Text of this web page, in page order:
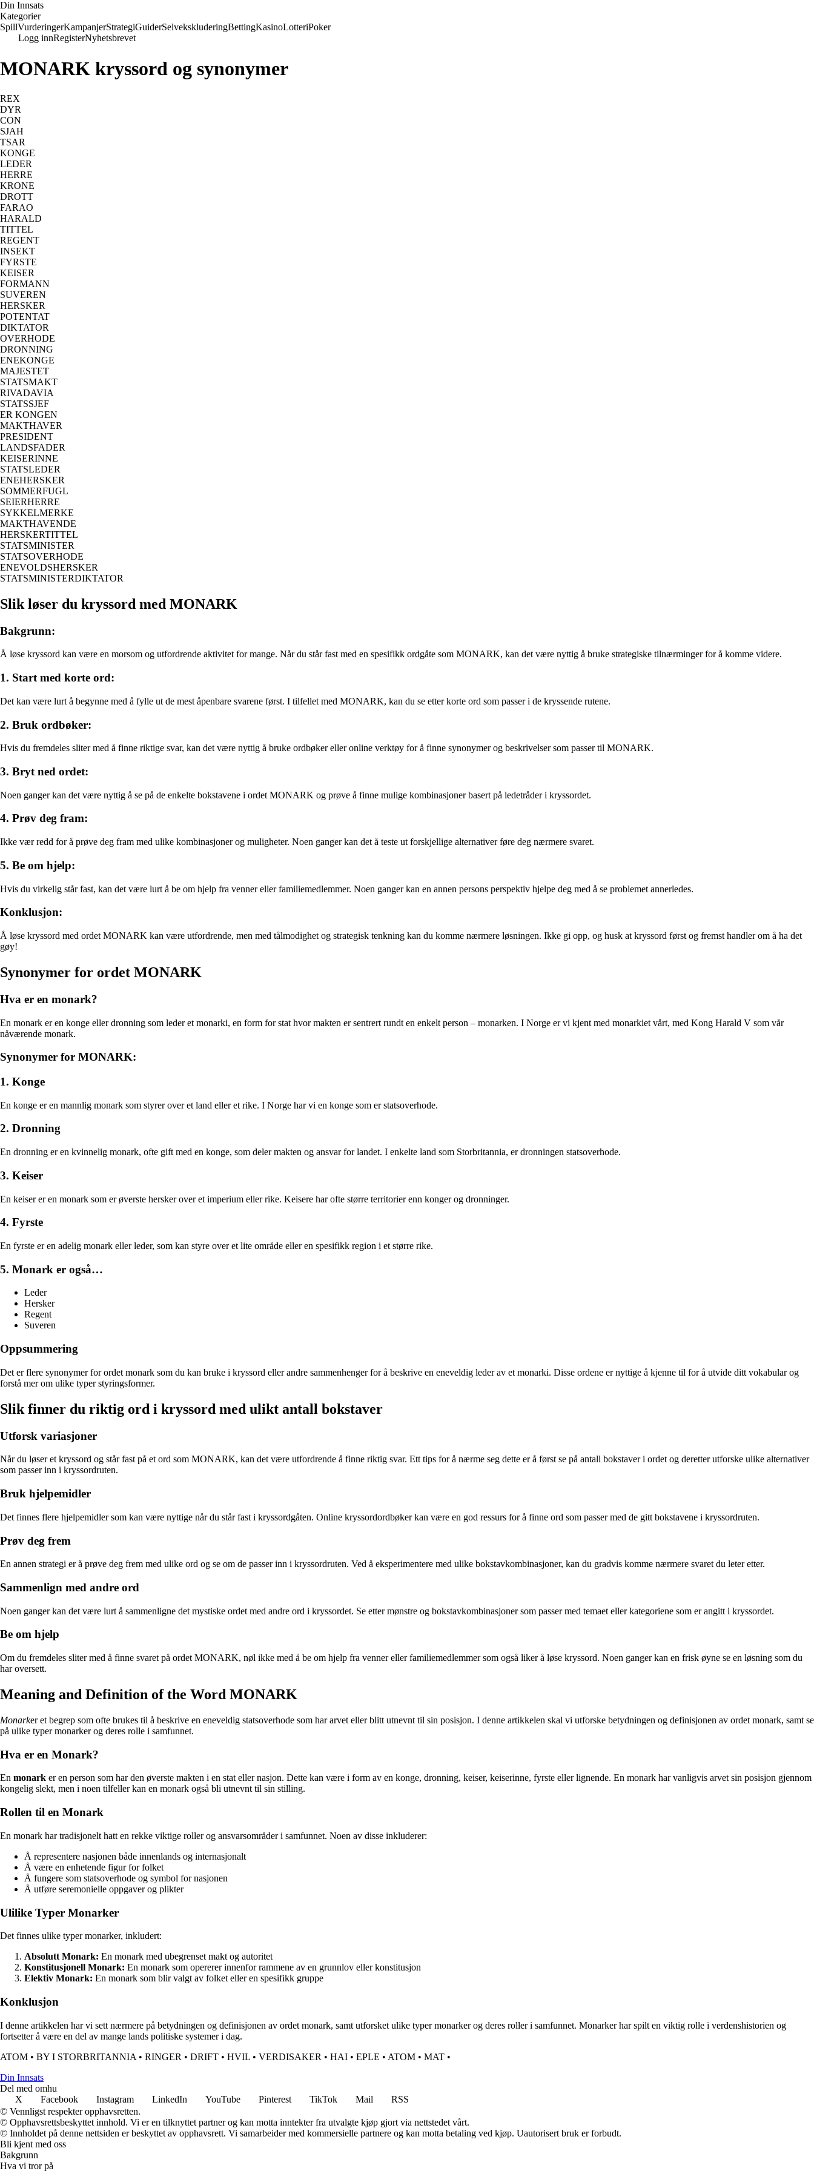
Din Innsats
Kategorier
SpillVurderingerKampanjerStrategiGuiderSelvekskluderingBettingKasinoLotteriPoker
Logg innRegisterNyhetsbrevet
MONARK kryssord og synonymer
REX
DYR
CON
SJAH
TSAR
KONGE
LEDER
HERRE
KRONE
DROTT
FARAO
HARALD
TITTEL
REGENT
INSEKT
FYRSTE
KEISER
FORMANN
SUVEREN
HERSKER
POTENTAT
DIKTATOR
OVERHODE
DRONNING
ENEKONGE
MAJESTET
STATSMAKT
RIVADAVIA
STATSSJEF
ER KONGEN
MAKTHAVER
PRESIDENT
LANDSFADER
KEISERINNE
STATSLEDER
ENEHERSKER
SOMMERFUGL
SEIERHERRE
SYKKELMERKE
MAKTHAVENDE
HERSKERTITTEL
STATSMINISTER
STATSOVERHODE
ENEVOLDSHERSKER
STATSMINISTERDIKTATOR
Slik løser du kryssord med MONARK
Bakgrunn:
Å løse kryssord kan være en morsom og utfordrende aktivitet for mange. Når du står fast med en spesifikk ordgåte som MONARK, kan det være nyttig å bruke strategiske tilnærminger for å komme videre.
1. Start med korte ord:
Det kan være lurt å begynne med å fylle ut de mest åpenbare svarene først. I tilfellet med MONARK, kan du se etter korte ord som passer i de kryssende rutene.
2. Bruk ordbøker:
Hvis du fremdeles sliter med å finne riktige svar, kan det være nyttig å bruke ordbøker eller online verktøy for å finne synonymer og beskrivelser som passer til MONARK.
3. Bryt ned ordet:
Noen ganger kan det være nyttig å se på de enkelte bokstavene i ordet MONARK og prøve å finne mulige kombinasjoner basert på ledetråder i kryssordet.
4. Prøv deg fram:
Ikke vær redd for å prøve deg fram med ulike kombinasjoner og muligheter. Noen ganger kan det å teste ut forskjellige alternativer føre deg nærmere svaret.
5. Be om hjelp:
Hvis du virkelig står fast, kan det være lurt å be om hjelp fra venner eller familiemedlemmer. Noen ganger kan en annen persons perspektiv hjelpe deg med å se problemet annerledes.
Konklusjon:
Å løse kryssord med ordet MONARK kan være utfordrende, men med tålmodighet og strategisk tenkning kan du komme nærmere løsningen. Ikke gi opp, og husk at kryssord først og fremst handler om å ha det
gøy!
Synonymer for ordet MONARK
Hva er en monark?
En monark er en konge eller dronning som leder et monarki, en form for stat hvor makten er sentrert rundt en enkelt person – monarken. I Norge er vi kjent med monarkiet vårt, med Kong Harald V som vår
nåværende monark.
Synonymer for MONARK:
1. Konge
En konge er en mannlig monark som styrer over et land eller et rike. I Norge har vi en konge som er statsoverhode.
2. Dronning
En dronning er en kvinnelig monark, ofte gift med en konge, som deler makten og ansvar for landet. I enkelte land som Storbritannia, er dronningen statsoverhode.
3. Keiser
En keiser er en monark som er øverste hersker over et imperium eller rike. Keisere har ofte større territorier enn konger og dronninger.
4. Fyrste
En fyrste er en adelig monark eller leder, som kan styre over et lite område eller en spesifikk region i et større rike.
5. Monark er også…
Leder
Hersker
Regent
Suveren
Oppsummering
Det er flere synonymer for ordet monark som du kan bruke i kryssord eller andre sammenhenger for å beskrive en eneveldig leder av et monarki. Disse ordene er nyttige å kjenne til for å utvide ditt vokabular og
forstå mer om ulike typer styringsformer.
Slik finner du riktig ord i kryssord med ulikt antall bokstaver
Utforsk variasjoner
Når du løser et kryssord og står fast på et ord som MONARK, kan det være utfordrende å finne riktig svar. Ett tips for å nærme seg dette er å først se på antall bokstaver i ordet og deretter utforske ulike alternativer
som passer inn i kryssordruten.
Bruk hjelpemidler
Det finnes flere hjelpemidler som kan være nyttige når du står fast i kryssordgåten. Online kryssordordbøker kan være en god ressurs for å finne ord som passer med de gitt bokstavene i kryssordruten.
Prøv deg frem
En annen strategi er å prøve deg frem med ulike ord og se om de passer inn i kryssordruten. Ved å eksperimentere med ulike bokstavkombinasjoner, kan du gradvis komme nærmere svaret du leter etter.
Sammenlign med andre ord
Noen ganger kan det være lurt å sammenligne det mystiske ordet med andre ord i kryssordet. Se etter mønstre og bokstavkombinasjoner som passer med temaet eller kategoriene som er angitt i kryssordet.
Be om hjelp
Om du fremdeles sliter med å finne svaret på ordet MONARK, nøl ikke med å be om hjelp fra venner eller familiemedlemmer som også liker å løse kryssord. Noen ganger kan en frisk øyne se en løsning som du
har oversett.
Meaning and Definition of the Word MONARK
Monarker et begrep som ofte brukes til å beskrive en eneveldig statsoverhode som har arvet eller blitt utnevnt til sin posisjon. I denne artikkelen skal vi utforske betydningen og definisjonen av ordet monark, samt se
på ulike typer monarker og deres rolle i samfunnet.
Hva er en Monark?
En monark er en person som har den øverste makten i en stat eller nasjon. Dette kan være i form av en konge, dronning, keiser, keiserinne, fyrste eller lignende. En monark har vanligvis arvet sin posisjon gjennom
kongelig slekt, men i noen tilfeller kan en monark også bli utnevnt til sin stilling.
Rollen til en Monark
En monark har tradisjonelt hatt en rekke viktige roller og ansvarsområder i samfunnet. Noen av disse inkluderer:
Å representere nasjonen både innenlands og internasjonalt
Å være en enhetende figur for folket
Å fungere som statsoverhode og symbol for nasjonen
Å utføre seremonielle oppgaver og plikter
Ulilike Typer Monarker
Det finnes ulike typer monarker, inkludert:
Absolutt Monark: En monark med ubegrenset makt og autoritet
Konstitusjonell Monark: En monark som opererer innenfor rammene av en grunnlov eller konstitusjon
Elektiv Monark: En monark som blir valgt av folket eller en spesifikk gruppe
Konklusjon
I denne artikkelen har vi sett nærmere på betydningen og definisjonen av ordet monark, samt utforsket ulike typer monarker og deres roller i samfunnet. Monarker har spilt en viktig rolle i verdenshistorien og
fortsetter å være en del av mange lands politiske systemer i dag.
ATOM • BY I STORBRITANNIA • RINGER • DRIFT • HVIL • VERDISAKER • HAI • EPLE • ATOM • MAT •
Din Innsats
Del med omhu
X
Facebook Instagram LinkedIn YouTube Pinterest TikTok Mail
RSS
© Vennligst respekter opphavsretten.
© Opphavsrettsbeskyttet innhold. Vi er en tilknyttet partner og kan motta inntekter fra utvalgte kjøp gjort via nettstedet vårt.
© Innholdet på denne nettsiden er beskyttet av opphavsrett. Vi samarbeider med kommersielle partnere og kan motta betaling ved kjøp. Uautorisert bruk er forbudt.
Bli kjent med oss
Bakgrunn
Hva vi tror på